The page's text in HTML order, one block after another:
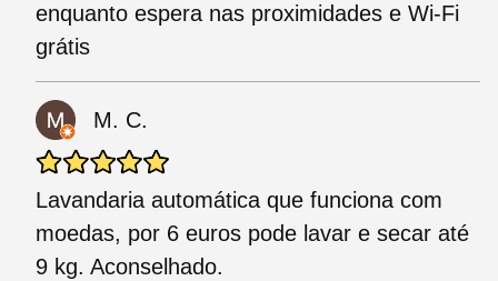
enquanto espera nas proximidades e Wi-Fi
grátis
M. C.
Lavandaria automática que funciona com
moedas, por 6 euros pode lavar e secar até
9 kg. Aconselhado.